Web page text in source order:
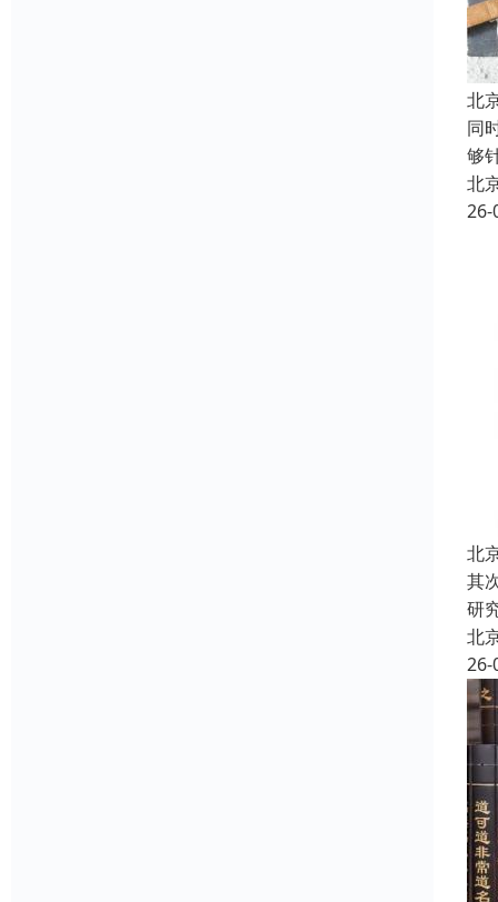
北
同
够
北
26-
北
其
研
北
26-